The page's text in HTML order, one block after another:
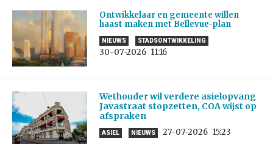
Ontwikkelaar en gemeente willen
haast maken met Bellevue-plan
NIEUWS STADSONTWIKKELING
30-07-2026 11:16
Wethouder wil verdere asielopvang
Javastraat stopzetten, COA wijst op
afspraken
ASIEL NIEUWS 27-07-2026 15:23